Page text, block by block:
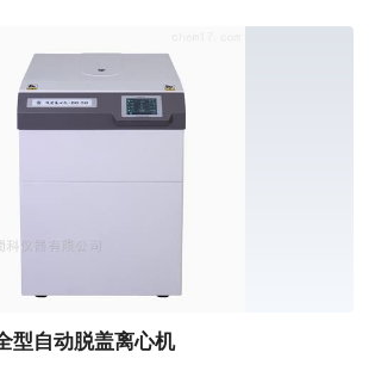
型自动脱盖离心机